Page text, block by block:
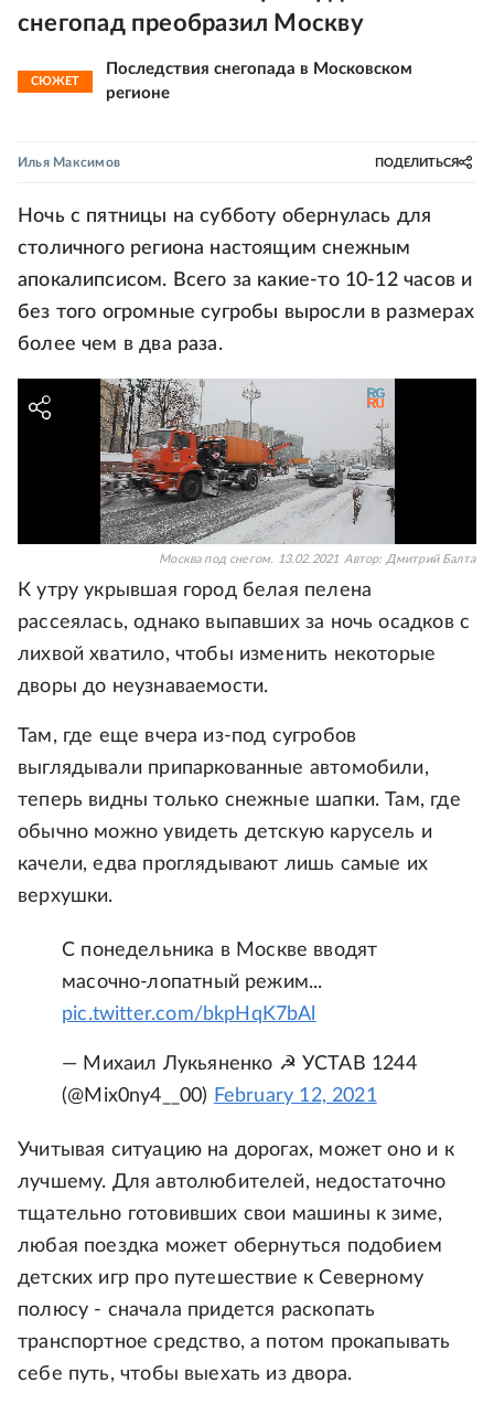
снегопад преобразил Москву
СЮЖЕТ
Последствия снегопада в Московском
регионе
Илья Максимов ПОДЕЛИТЬСЯ
Ночь с пятницы на субботу обернулась для
столичного региона настоящим снежным
апокалипсисом. Всего за какие-то 10-12 часов и
без того огромные сугробы выросли в размерах
более чем в два раза.
Москва под снегом. 13.02.2021 Автор: Дмитрий Балта
К утру укрывшая город белая пелена
рассеялась, однако выпавших за ночь осадков с
лихвой хватило, чтобы изменить некоторые
дворы до неузнаваемости.
Там, где еще вчера из-под сугробов
выглядывали припаркованные автомобили,
теперь видны только снежные шапки. Там, где
обычно можно увидеть детскую карусель и
качели, едва проглядывают лишь самые их
верхушки.
С понедельника в Москве вводят
масочно-лопатный режим...
pic.twitter.com/bkpHqK7bAl
— Миxaил Лyкьянeнкo ☭ УСТАВ 1244
(@Mix0ny4__00) February 12, 2021
Учитывая ситуацию на дорогах, может оно и к
лучшему. Для автолюбителей, недостаточно
тщательно готовивших свои машины к зиме,
любая поездка может обернуться подобием
детских игр про путешествие к Северному
полюсу - сначала придется раскопать
транспортное средство, а потом прокапывать
себе путь, чтобы выехать из двора.